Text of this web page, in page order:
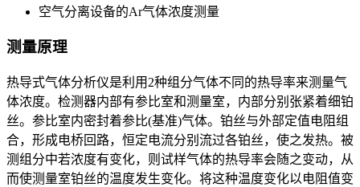
空气分离设备的Ar气体浓度测量
测量原理
热导式气体分析仪是利用2种组分气体不同的热导率来测量气
体浓度。检测器内部有参比室和测量室，内部分别张紧着细铂
丝。参比室内密封着参比(基准)气体。铂丝与外部定值电阻组
合，形成电桥回路，恒定电流分别流过各铂丝，使之发热。被
测组分中若浓度有变化，则试样气体的热导率会随之变动，从
而使测量室铂丝的温度发生变化。将这种温度变化以电阻值变